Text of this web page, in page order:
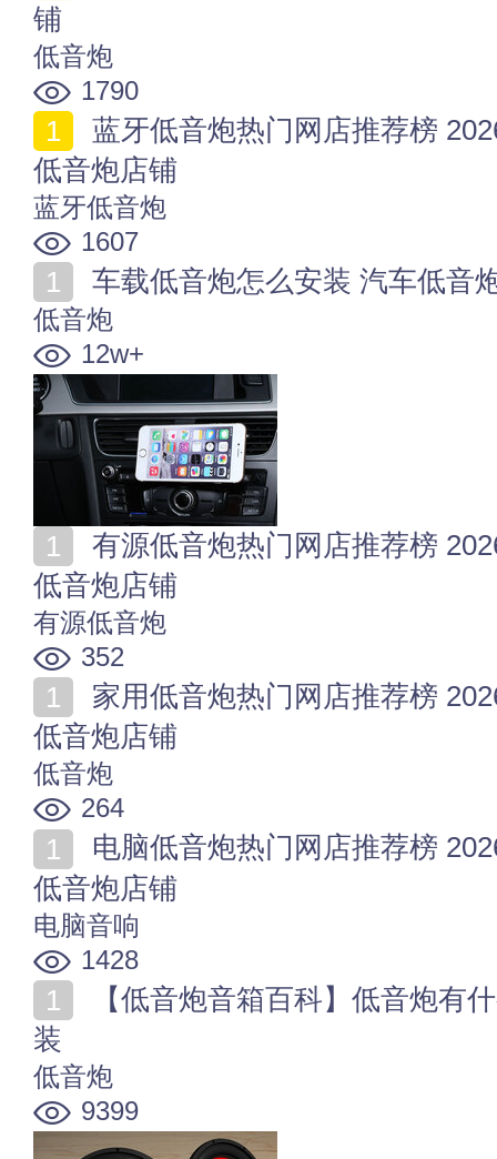
铺
低音炮
1790
低音炮店铺
蓝牙低音炮
1607
车载低音炮怎么安装 汽车低音
低音炮
12w+
低音炮店铺
有源低音炮
352
低音炮店铺
低音炮
264
低音炮店铺
电脑音响
1428
装
低音炮
9399